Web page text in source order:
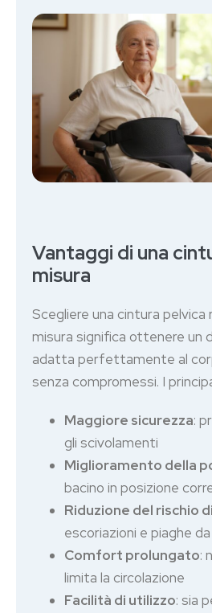
Vantaggi di una
misura
Scegliere una cintura pelvica
misura significa ottenere un
adatta perfettamente al
senza compromessi. I
Maggiore sicurezza:
gli scivolamenti
Miglioramento della
bacino in posizione
Riduzione del rischio
escoriazioni e piaghe
Comfort prolungato:
limita la circolazione
Facilità di utilizzo: sia